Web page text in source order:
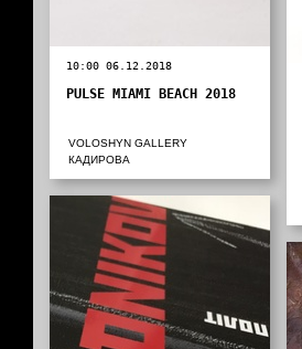
10:00 06.12.2018
PULSE MIAMI BEACH 2018
VOLOSHYN GALLERY
КАДИРОВА